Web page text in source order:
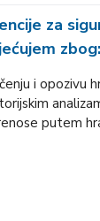
za
zbog:
i opozivu
putem